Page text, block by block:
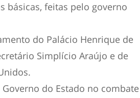
básicas, feitas pelo governo
do Palácio Henrique de
Simplício Araújo e de
do Estado no combate